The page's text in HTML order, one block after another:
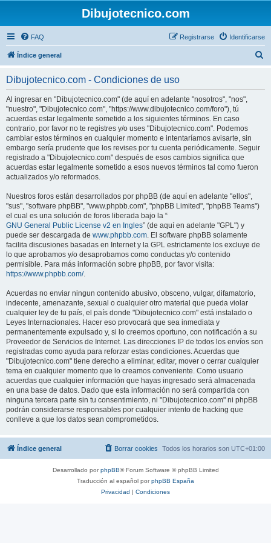
Dibujotecnico.com
FAQ Identificarse
Registrarse
Índice general
Dibujotecnico.com - Condiciones de uso
Al ingresar en "Dibujotecnico.com" (de aquí en adelante "nosotros", "nos",
"nuestro", "Dibujotecnico.com", "https://www.dibujotecnico.com/foro"), tú
acuerdas estar legalmente sometido a los siguientes términos. En caso
contrario, por favor no te registres y/o uses "Dibujotecnico.com". Podemos
cambiar estos términos en cualquier momento e intentaríamos avisarte, sin
embargo sería prudente que los revises por tu cuenta periódicamente. Seguir
registrado a "Dibujotecnico.com" después de esos cambios significa que
acuerdas estar legalmente sometido a esos nuevos términos tal como fueron
actualizados y/o reformados.
Nuestros foros están desarrollados por phpBB (de aquí en adelante "ellos",
"sus", "software phpBB", "www.phpbb.com", "phpBB Limited", "phpBB Teams")
el cual es una solución de foros liberada bajo la “
GNU General Public License v2 en Ingles” (de aquí en adelante "GPL") y
puede ser descargada de www.phpbb.com. El software phpBB solamente
facilita discusiones basadas en Internet y la GPL estrictamente los excluye de
lo que aprobamos y/o desaprobamos como conductas y/o contenido
permisible. Para más información sobre phpBB, por favor visita:
https://www.phpbb.com/.
Acuerdas no enviar ningun contenido abusivo, obsceno, vulgar, difamatorio,
indecente, amenazante, sexual o cualquier otro material que pueda violar
cualquier ley de tu país, el país donde "Dibujotecnico.com" está instalado o
Leyes Internacionales. Hacer eso provocará que sea inmediata y
permanentemente expulsado y, si lo creemos oportuno, con notificación a su
Proveedor de Servicios de Internet. Las direcciones IP de todos los envíos son
registradas como ayuda para reforzar estas condiciones. Acuerdas que
"Dibujotecnico.com" tiene derecho a eliminar, editar, mover o cerrar cualquier
tema en cualquier momento que lo creamos conveniente. Como usuario
acuerdas que cualquier información que hayas ingresado será almacenada
en una base de datos. Dado que esta información no será compartida con
ninguna tercera parte sin tu consentimiento, ni "Dibujotecnico.com" ni phpBB
podrán considerarse responsables por cualquier intento de hacking que
conlleve a que los datos sean comprometidos.
Índice general Todos los horarios son UTC+01:00
Borrar cookies
Desarrollado porphpBB® Forum Software © phpBB Limited
Traducción al español porphpBB España
Privacidad | Condiciones